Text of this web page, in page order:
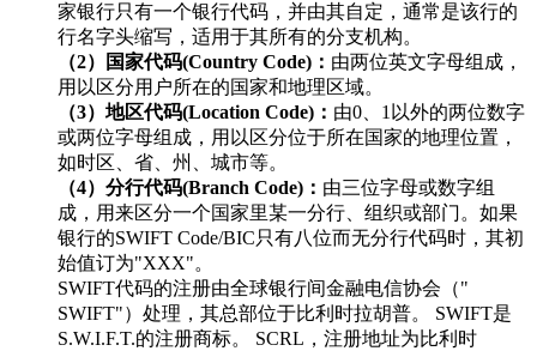
家银行只有一个银行代码，并由其自定，通常是该行的
行名字头缩写，适用于其所有的分支机构。
（2）国家代码(Country Code)： 由两位英文字母组成，
用以区分用户所在的国家和地理区域。
（3）地区代码(Location Code)： 由0、1以外的两位数字
或两位字母组成，用以区分位于所在国家的地理位置，
如时区、省、州、城市等。
（4）分行代码(Branch Code)： 由三位字母或数字组
成，用来区分一个国家里某一分行、组织或部门。如果
银行的SWIFT Code/BIC只有八位而无分行代码时，其初
始值订为"XXX"。
SWIFT代码的注册由全球银行间金融电信协会（"
SWIFT"）处理，其总部位于比利时拉胡普。 SWIFT是
S.W.I.F.T.的注册商标。 SCRL，注册地址为比利时